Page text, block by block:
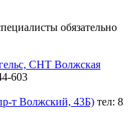
обязательно
СНТ Волжская
603
т Волжский, 43Б) тел: 8